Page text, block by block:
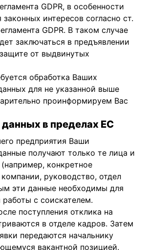
GDPR, в особенности
интересов согласно ст.
GDPR. В таком случае
заключаться в предъявлении
от выдвинутых
обработка Ваших
для не указанной выше
проинформируем Вас
в пределах ЕС
предприятия Ваши
получают только те лица и
конкретное
руководство, отдел
эти данные необходимы для
с соискателем.
поступления отклика на
в отделе кадров. Затем
передаются начальнику
вакантной позицией.